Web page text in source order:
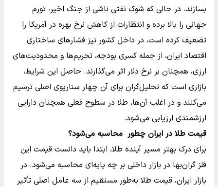
بسازند. در حالی که شوک نفتی ناشی از جنگ اخیر، تورم
جهانی را بالا برده و انتظارات از کاهش نرخ بهره در آمریکا را
تضعیف کرده است، در داخل کشور نیز فشارهای ساختاری
اقتصاد ایران، از جمله کسری بودجه، تحریم‌ها و محدودیت‌های
ارزی، همچنان بر نرخ دلار اثر می‌گذارند. حاصل این شرایط،
بازاری است که تحلیل‌گران برای آن چهار سناریوی اصلی ترسیم
می‌کنند و در اغلب آن‌ها، طلا در سطوح فعلی همچنان دارایی
ارزشمندی ارزیابی می‌شود.
قیمت طلا در ایران چطور محاسبه می‌شود؟
برای درک بهتر مسیر آینده طلا، ابتدا باید دانست قیمت این
فلز گران‌بها در بازار داخلی بر چه پایه‌ای محاسبه می‌شود. در
بازار ایران، قیمت طلا به‌طور مستقیم از سه عامل اصلی تأثیر